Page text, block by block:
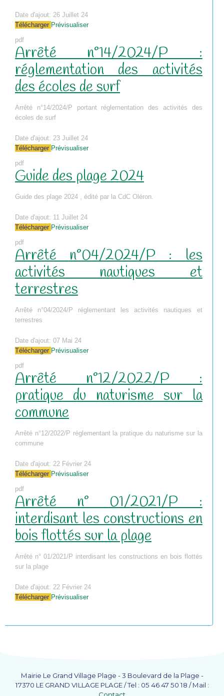
Date d'ajout: 26 Juillet 24
Télécharger Prévisualiser
pdf
Arrêté n°14/2024/P :
réglementation des activités
des écoles de surf
Arrêté n°14/2024/P portant réglementation des activités des
écoles de surf
Date d'ajout: 23 Juillet 24
Télécharger Prévisualiser
pdf
Guide des plage 2024
Guide des plage 2024 , édité par la CdC Oléron.
Date d'ajout: 11 Juillet 24
Télécharger Prévisualiser
pdf
Arrêté n°04/2024/P : les
activités nautiques et
terrestres
Arrêté n°04/2024/P réglementant les activités nautiques et
terrestres
Date d'ajout: 07 Mai 24
Télécharger Prévisualiser
pdf
Arrêté n°12/2022/P :
pratique du naturisme sur la
commune
Arrêté n°12/2022/P réglementant la pratique du naturisme sur la
commune
Date d'ajout: 22 Février 24
Télécharger Prévisualiser
pdf
Arrêté n° 01/2021/P :
interdisant les constructions en
bois flottés sur la plage
Arrêté n° 01/2021/P interdisant les constructions en bois flottés
sur la plage
Date d'ajout: 22 Février 24
Télécharger Prévisualiser
Mairie Le Grand Village Plage - 3 Boulevard de la Plage -
17370 LE GRAND VILLAGE PLAGE / Tel : 05 46 47 50 18 / Mail :